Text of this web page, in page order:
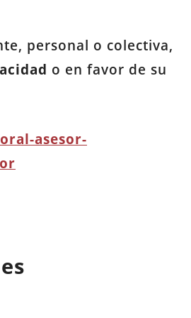
personal o colectiva,
o en favor de su
asesor-